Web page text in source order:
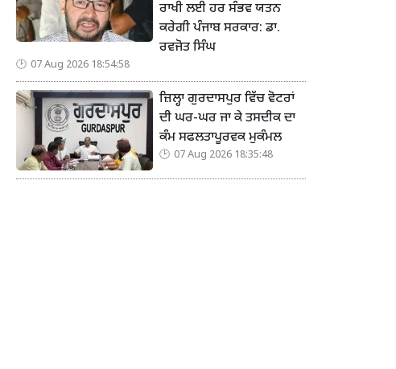
ਰਾਖੀ ਲਈ ਹਰ ਸੰਭਵ ਯਤਨ
ਕਰੇਗੀ ਪੰਜਾਬ ਸਰਕਾਰ: ਡਾ.
ਰਵਜੋਤ ਸਿੰਘ
07 Aug 2026 18:54:58
ਜ਼ਿਲ੍ਹਾ ਗੁਰਦਾਸਪੁਰ ਵਿੱਚ ਵੋਟਰਾਂ
ਦੀ ਘਰ-ਘਰ ਜਾ ਕੇ ਤਸਦੀਕ ਦਾ
ਕੰਮ ਸਫਲਤਾਪੂਰਵਕ ਮੁਕੰਮਲ
07 Aug 2026 18:35:48